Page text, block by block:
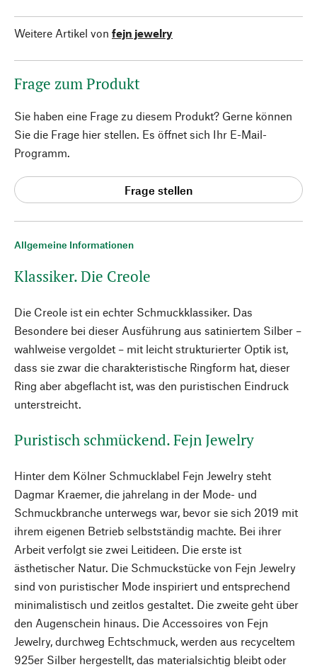
Allgemeine Informationen
Klassiker. Die Creole
Die Creole ist ein echter Schmuckklassiker. Das
Besondere bei dieser Ausführung aus satiniertem Silber –
wahlweise vergoldet – mit leicht strukturierter Optik ist,
dass sie zwar die charakteristische Ringform hat, dieser
Ring aber abgeflacht ist, was den puristischen Eindruck
unterstreicht.
Puristisch schmückend. Fejn Jewelry
Hinter dem Kölner Schmucklabel Fejn Jewelry steht
Dagmar Kraemer, die jahrelang in der Mode- und
Schmuckbranche unterwegs war, bevor sie sich 2019 mit
ihrem eigenen Betrieb selbstständig machte. Bei ihrer
Arbeit verfolgt sie zwei Leitideen. Die erste ist
ästhetischer Natur. Die Schmuckstücke von Fejn Jewelry
sind von puristischer Mode inspiriert und entsprechend
minimalistisch und zeitlos gestaltet. Die zweite geht über
den Augenschein hinaus. Die Accessoires von Fejn
Jewelry, durchweg Echtschmuck, werden aus recyceltem
925er Silber hergestellt, das materialsichtig bleibt oder
Weitere Artikel von fejn jewelry
Frage zum Produkt
Sie haben eine Frage zu diesem Produkt? Gerne können
Sie die Frage hier stellen. Es öffnet sich Ihr E-Mail-
Programm.
Frage stellen